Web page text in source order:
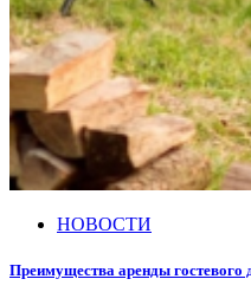
НОВОСТИ
Преимущества аренды гостевого